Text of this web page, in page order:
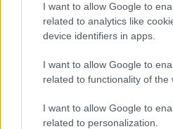
I want to allow Google to
related to analytics like
device identifiers in apps.
I want to allow Google to
related to functionality of the
I want to allow Google to
related to personalization.
Independent: Ο
Τραμπ πρόσβαση στο
επιχειρήσεις κατά
Ο Ουκρανός πρόεδρος
ζήτησε από τον
Ντόναλντ Τραμπ,
Αμερικανούς